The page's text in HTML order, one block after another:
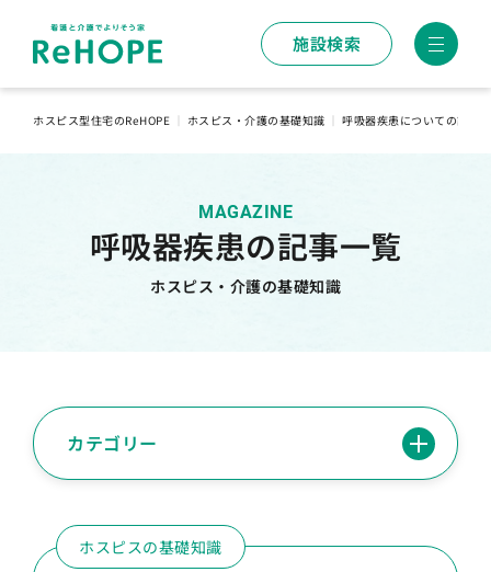
施設検索
ホスピス型住宅のReHOPE ホスピス・介護の基礎知識 呼吸器疾患についての記事
MAGAZINE
呼吸器疾患の記事一覧
ホスピス・介護の基礎知識
カテゴリー
ホスピスの基礎知識